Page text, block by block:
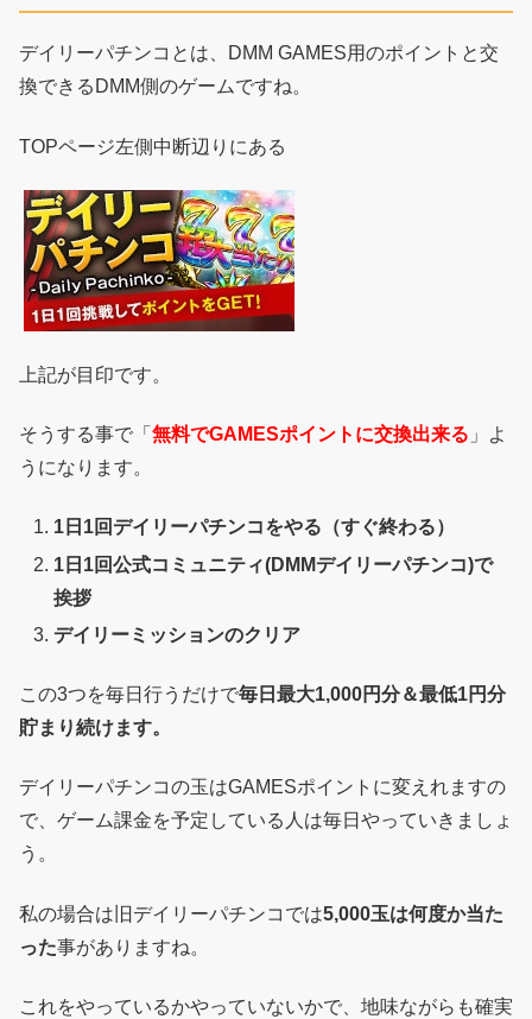
デイリーパチンコとは、DMM GAMES用のポイントと交
換できるDMM側のゲームですね。
TOPページ左側中断辺りにある
上記が目印です。
そうする事で「 無料でGAMESポイントに交換出来る 」よ
うになります。
1日1回デイリーパチンコをやる（すぐ終わる）
1日1回公式コミュニティ(DMMデイリーパチンコ)で
挨拶
デイリーミッションのクリア
この3つを毎日行うだけで毎日最大1,000円分＆最低1円分
貯まり続けます。
デイリーパチンコの玉はGAMESポイントに変えれますの
で、ゲーム課金を予定している人は毎日やっていきましょ
う。
私の場合は旧デイリーパチンコでは5,000玉は何度か当た
った事がありますね。
これをやっているかやっていないかで、地味ながらも確実